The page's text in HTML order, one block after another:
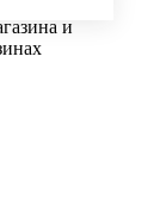
и